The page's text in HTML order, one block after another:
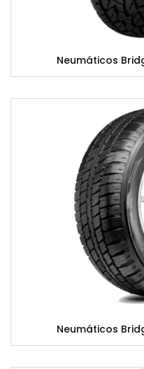
Neumáticos
Neumáticos